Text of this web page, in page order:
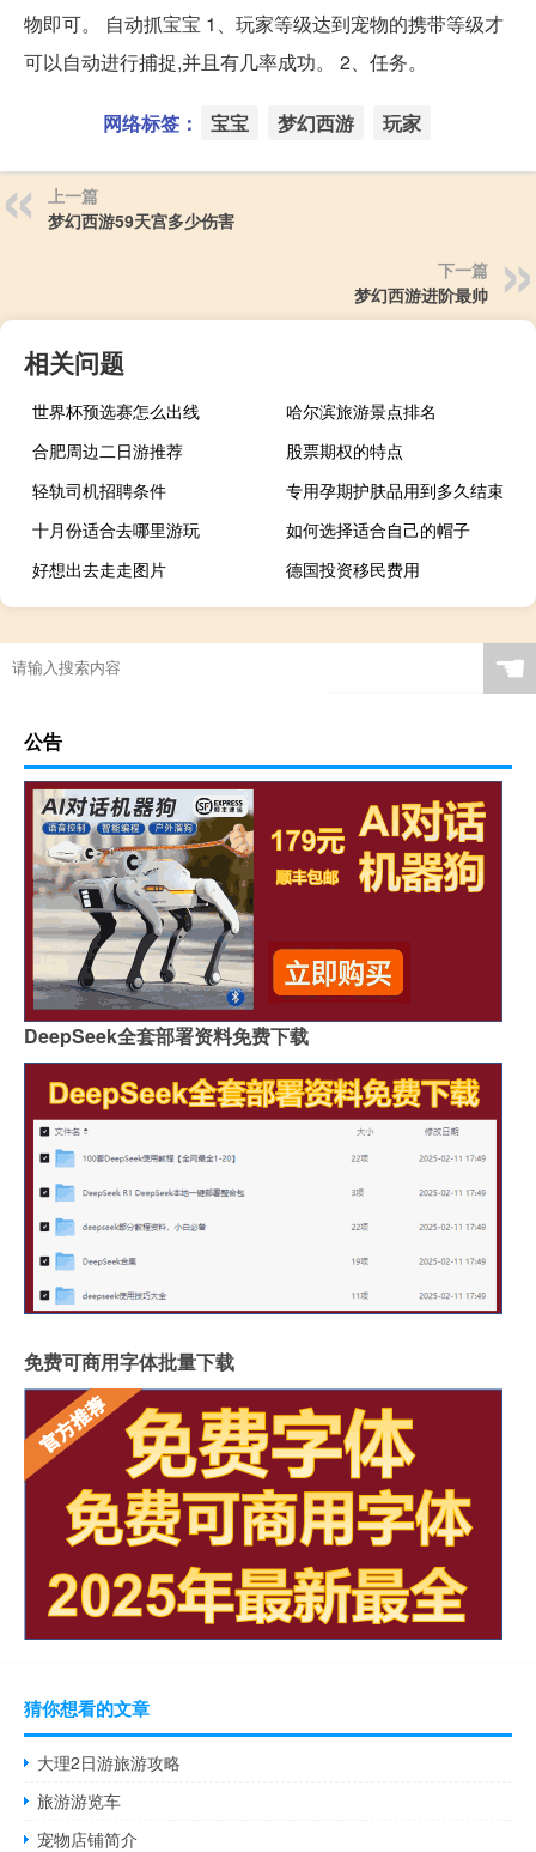
物即可。 自动抓宝宝 1、玩家等级达到宠物的携带等级才
可以自动进行捕捉,并且有几率成功。 2、任务。
网络标签： 宝宝 梦幻西游 玩家
上一篇
梦幻西游59天宫多少伤害
下一篇
梦幻西游进阶最帅
相关问题
世界杯预选赛怎么出线
哈尔滨旅游景点排名
合肥周边二日游推荐
股票期权的特点
轻轨司机招聘条件
专用孕期护肤品用到多久结束
十月份适合去哪里游玩
如何选择适合自己的帽子
好想出去走走图片
德国投资移民费用
☚
公告
DeepSeek全套部署资料免费下载
免费可商用字体批量下载
猜你想看的文章
大理2日游旅游攻略
旅游游览车
宠物店铺简介